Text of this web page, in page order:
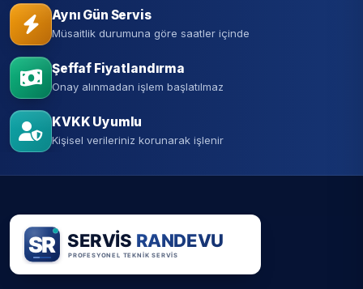
Aynı Gün Servis
Müsaitlik durumuna göre saatler içinde
Şeffaf Fiyatlandırma
Onay alınmadan işlem başlatılmaz
KVKK Uyumlu
Kişisel verileriniz korunarak işlenir